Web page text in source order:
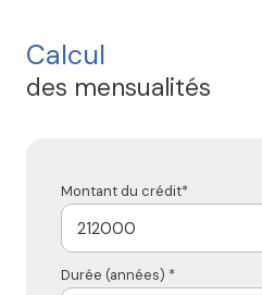
Calcul
des mensualités
Montant du crédit*
Durée (années) *